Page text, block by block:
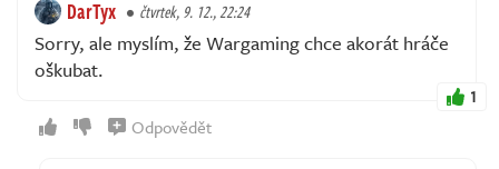
DarTyx čtvrtek, 9. 12., 22:24
Sorry, ale myslím, že Wargaming chce akorát hráče
oškubat.
1
Odpovědět